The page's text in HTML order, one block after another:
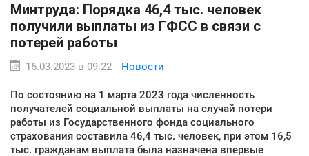
Минтруда: Порядка 46,4 тыс. человек
получили выплаты из ГФСС в связи с
потерей работы
16.03.2023 в 09:22 Новости
По состоянию на 1 марта 2023 года численность
получателей социальной выплаты на случай потери
работы из Государственного фонда социального
страхования составила 46,4 тыс. человек, при этом 16,5
тыс. гражданам выплата была назначена впервые